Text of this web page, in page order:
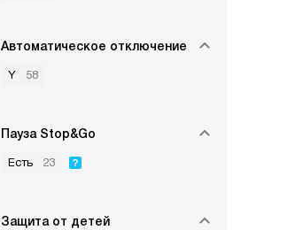
Автоматическое отключение
Y 58
Пауза Stop&Go
Есть 23
Защита от детей